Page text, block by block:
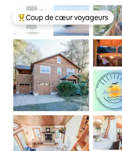
Coups de cœur voyageurs les
Coup de cœur voyageurs